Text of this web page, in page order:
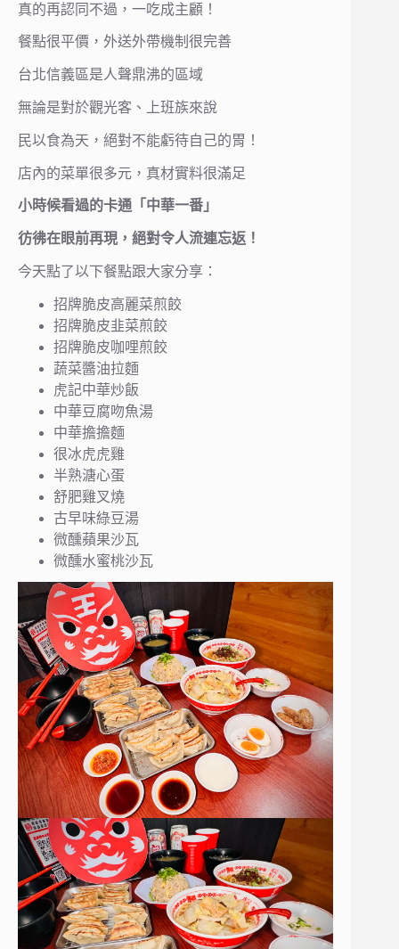
真的再認同不過，一吃成主顧！
餐點很平價，外送外帶機制很完善
台北信義區是人聲鼎沸的區域
無論是對於觀光客、上班族來說
民以食為天，絕對不能虧待自己的胃！
店內的菜單很多元，真材實料很滿足
小時候看過的卡通「中華一番」
彷彿在眼前再現，絕對令人流連忘返！
今天點了以下餐點跟大家分享：
招牌脆皮高麗菜煎餃
招牌脆皮韭菜煎餃
招牌脆皮咖哩煎餃
蔬菜醬油拉麵
虎記中華炒飯
中華豆腐吻魚湯
中華擔擔麵
很冰虎虎雞
半熟溏心蛋
舒肥雞叉燒
古早味綠豆湯
微醺蘋果沙瓦
微醺水蜜桃沙瓦